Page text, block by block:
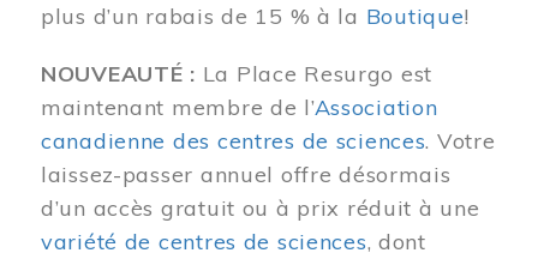
plus d’un rabais de 15 % à la Boutique!
NOUVEAUTÉ : La Place Resurgo est
maintenant membre de l’Association
canadienne des centres de sciences. Votre
laissez-passer annuel offre désormais
d’un accès gratuit ou à prix réduit à une
variété de centres de sciences, dont